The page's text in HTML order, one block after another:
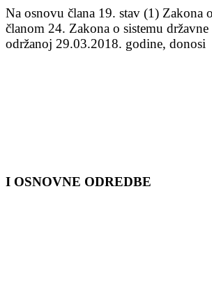
Na osnovu člana 19. stav (1) Zakona
članom 24. Zakona o sistemu
održanoj 29.03.2018. godine, donosi
I OSNOVNE ODREDBE